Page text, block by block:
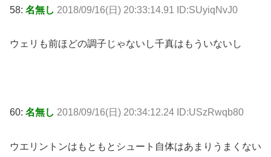
58: 名無し 2018/09/16(日) 20:33:14.91 ID:SUyiqNvJ0
ウェリも前ほどの調子じゃないし千真はもういないし
60: 名無し 2018/09/16(日) 20:34:12.24 ID:USzRwqb80
ウエリントンはもともとシュート自体はあまりうまくない